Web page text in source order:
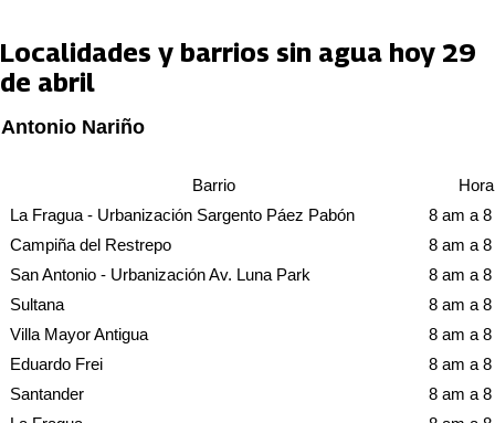
Localidades y barrios sin agua hoy 29
de abril
Antonio Nariño
Barrio
Hora
La Fragua - Urbanización Sargento Páez Pabón
8 am a
Campiña del Restrepo
8 am a
San Antonio - Urbanización Av. Luna Park
8 am a
Sultana
8 am a
Villa Mayor Antigua
8 am a
Eduardo Frei
8 am a
Santander
8 am a